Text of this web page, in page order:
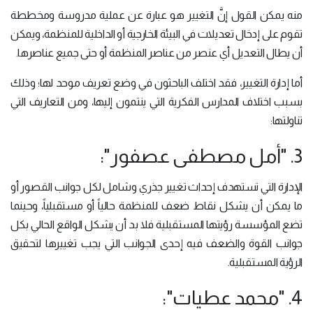
منه يمكن القول إنَّ التغيير هو عبارة عن عملية مدروسة ومخططة
تقوم على إدخال تعديلات في البيئة الخارجية أو الداخلية للمنظمة، ويمكن
أن يطال التعديل أي عنصر من عناصر المنظمة أو حتى جميع عناصرها.
أما إدارة التغيير، فقد اختلف الباحثون في وضع تعريف موحد لها؛ وذلك
بسبب اختلاف المدارس الفكرية التي ينتمون إليها، ومن التعاريف التي
تناولتها:
3. "أمل مصطفى عصفور":
الإدارة التي تستهدف إحداث تغيير جذري وشامل لكل جوانب القصور أو
ما يمكن أن يشكل نقاط ضعف للمنظمة حالياً أو مستقبلياً، وحينما
تضع المؤسسة رؤيتها المستقبلية فلا بد أن يشكل الواقع الحالي بكل
جوانب القوة والضعف فيه إحدى الجوانب التي يجب تغييرها لتحقيق
الرؤية المستقبلية.
4. "محمد عطيات":